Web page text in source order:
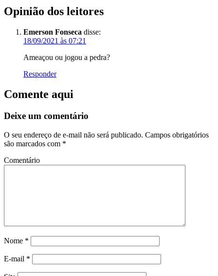
Opinião dos leitores
Emerson Fonseca disse:
18/09/2021 às 07:21
Ameaçou ou jogou a pedra?
Responder
Comente aqui
Deixe um comentário
O seu endereço de e-mail não será publicado. Campos obrigatórios
são marcados com *
Comentário
Nome *
E-mail *